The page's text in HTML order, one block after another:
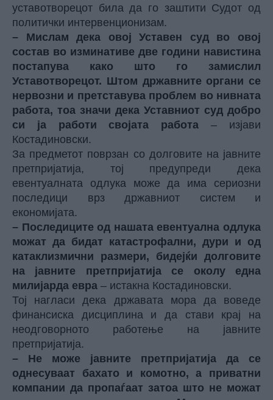
уставотворецот била да го заштити Судот од
политички интервенционизам.
– Мислам дека овој Уставен суд во овој
состав во изминативе две години навистина
постапува како што го замислил
Уставотворецот. Штом државните органи се
нервозни и претставува проблем во нивната
работа, тоа значи дека Уставниот суд добро
си ја работи својата работа– изјави
Костадиновски.
За предметот поврзан со долговите на јавните
претпријатија, тој предупреди дека
евентуалната одлука може да има сериозни
последици врз државниот систем и
економијата.
– Последиците од нашата евентуална одлука
можат да бидат катастрофални, дури и од
катаклизмични размери, бидејќи долговите
на јавните претпријатија се околу една
милијарда евра – истакна Костадиновски.
Тој нагласи дека државата мора да воведе
финансиска дисциплина и да стави крај на
неодговорното работење на јавните
претпријатија.
– Не може јавните претпријатија да се
однесуваат бахато и комотно, а приватни
компании да пропаѓаат затоа што не можат